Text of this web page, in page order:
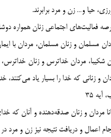
حيا و… زن و مرد برابرند.
فعاليت‌هاي اجتماعي زنان همواره
مسلمان و زنان مسلمان، مردان با
شكيبا، مردان خداترس و زنان
و زناني كه خدا را بسيار ياد
آيه 35
مردان و زنان صدقه‌دهنده و آنان كه
اعمال و دريافت نتيجه نيز زن و